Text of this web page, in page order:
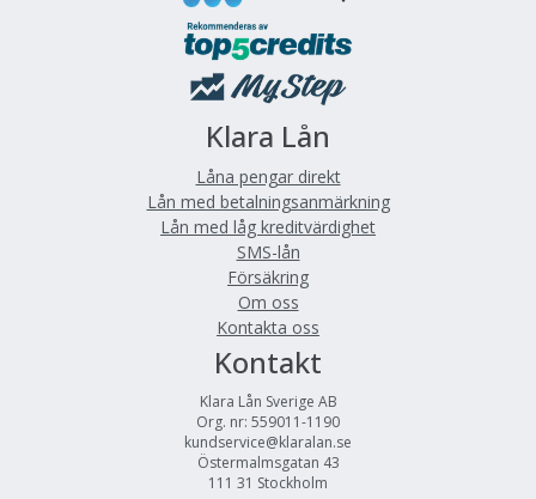
Klara Lån
Låna pengar direkt
Lån med betalningsanmärkning
Lån med låg kreditvärdighet
SMS-lån
Försäkring
Om oss
Kontakta oss
Kontakt
Klara Lån Sverige AB
Org. nr: 559011-1190
kundservice@klaralan.se
Östermalmsgatan 43
111 31 Stockholm